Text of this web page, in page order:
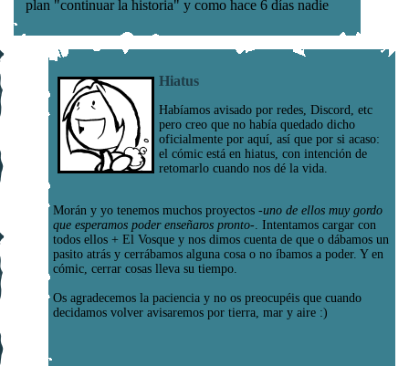
Hiatus
Habíamos avisado por redes, Discord, etc
pero creo que no había quedado dicho
oficialmente por aquí, así que por si acaso:
el cómic está en hiatus, con intención de
retomarlo cuando nos dé la vida.
Morán y yo tenemos muchos proyectos -uno de ellos muy gordo
que esperamos poder enseñaros pronto- . Intentamos cargar con
todos ellos + El Vosque y nos dimos cuenta de que o dábamos un
pasito atrás y cerrábamos alguna cosa o no íbamos a poder. Y en
cómic, cerrar cosas lleva su tiempo.
Os agradecemos la paciencia y no os preocupéis que cuando
decidamos volver avisaremos por tierra, mar y aire :)